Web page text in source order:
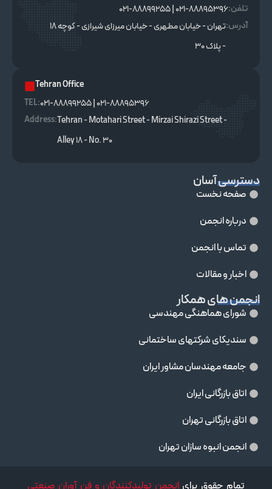
تلفن:021-88895396 | 021-88899255
آدرس:
تهران - خیابان مطهری - خیابان میرزای شیرازی - کوچه ۱۸
- پلاک ۳۰
Tehran Office
TEL :
021-88895396 | 021-88899255
Address:Tehran - Motahari Street - Mirzai Shirazi Street -
Alley 18 - No. 30
دسترسی آسان
صفحه نخست
درباره انجمن
تماس با انجمن
اخبار و مقالات
انجمن های همکار
شورای هماهنگی مهندسی
سندیکای شرکتهای ساختمانی
جامعه مهندسان مشاور ايران
اتاق بازرگانی ایران
اتاق بازرگانی تهران
انجمن انبوه سازان تهران